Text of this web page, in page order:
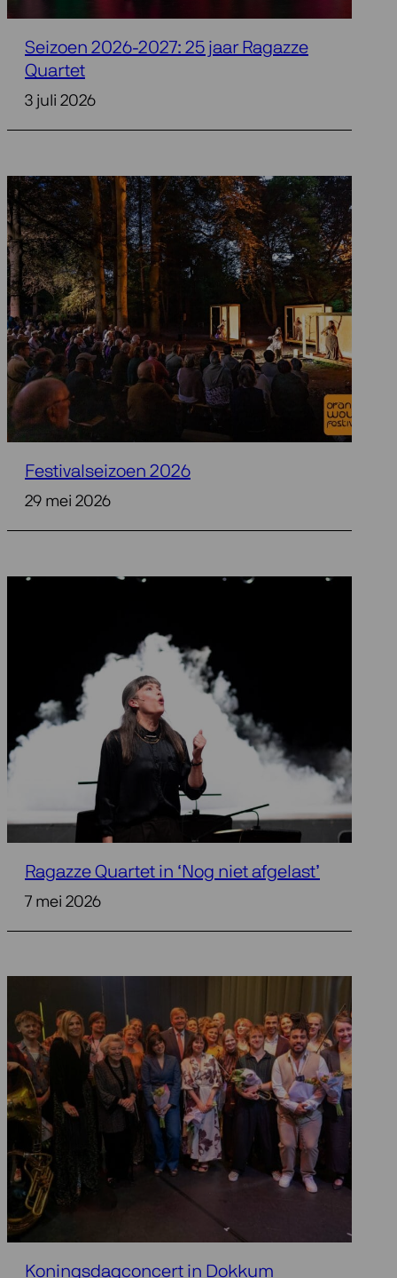
Seizoen 2026-2027: 25 jaar Ragazze
Quartet
3 juli 2026
Festivalseizoen 2026
29 mei 2026
Ragazze Quartet in ‘Nog niet afgelast’
7 mei 2026
Koningsdagconcert in Dokkum